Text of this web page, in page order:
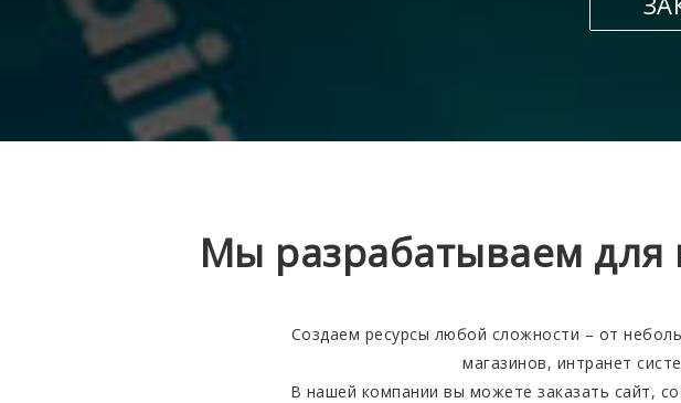
Мы разрабатываем для
Создаем ресурсы любой сложности – от
магазинов, интранет
В нашей компании вы можете заказать сайт,